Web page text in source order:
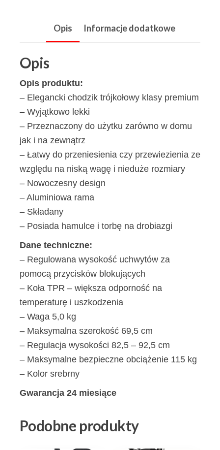
Opis Informacje dodatkowe
Opis
Opis produktu:
– Elegancki chodzik trójkołowy klasy premium
– Wyjątkowo lekki
– Przeznaczony do użytku zarówno w domu
jak i na zewnątrz
– Łatwy do przeniesienia czy przewiezienia ze
względu na niską wagę i nieduże rozmiary
– Nowoczesny design
– Aluminiowa rama
– Składany
– Posiada hamulce i torbę na drobiazgi
Dane techniczne:
– Regulowana wysokość uchwytów za
pomocą przycisków blokujących
– Koła TPR – większa odporność na
temperaturę i uszkodzenia
– Waga 5,0 kg
– Maksymalna szerokość 69,5 cm
– Regulacja wysokości 82,5 – 92,5 cm
– Maksymalne bezpieczne obciążenie 115 kg
– Kolor srebrny
Gwarancja 24 miesiące
Podobne produkty